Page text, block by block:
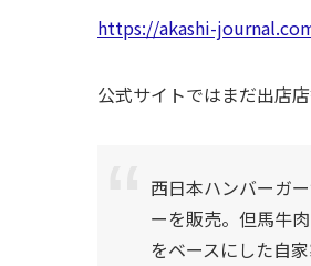
https://akashi-
公式サイトではまだ出店
西日本ハンバーガ
ーを販売。但馬牛
をベースにした自